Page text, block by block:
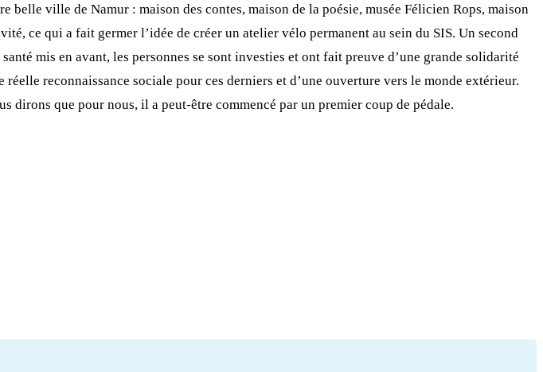
ville de Namur : maison des contes, maison de la poésie, musée Félicien Rops, maison
ce qui a fait germer l’idée de créer un atelier vélo permanent au sein du SIS. Un second
mis en avant, les personnes se sont investies et ont fait preuve d’une grande solidarité
reconnaissance sociale pour ces derniers et d’une ouverture vers le monde extérieur.
que pour nous, il a peut-être commencé par un premier coup de pédale.